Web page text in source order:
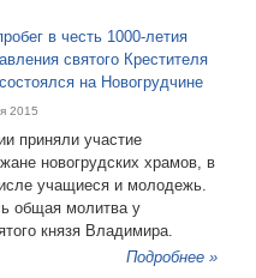
в честь 1000-летия
святого Крестителя
на Новогрудчине
2015
приняли участие
новогрудских храмов, в
учащиеся и молодежь.
общая молитва у
князя Владимира.
Подробнее »